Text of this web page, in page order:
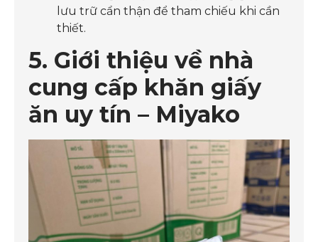
lưu trữ cẩn thận để tham chiếu khi cần
thiết.
5. Giới thiệu về nhà
cung cấp khăn giấy
ăn uy tín – Miyako